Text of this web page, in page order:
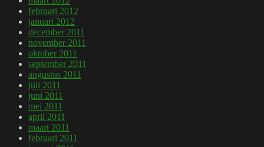
februari 2012
januari 2012
december 2011
november 2011
oktober 2011
september 2011
augustus 2011
juli 2011
juni 2011
mei 2011
april 2011
maart 2011
februari 2011